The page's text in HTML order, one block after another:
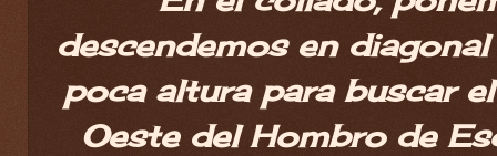
descendemos en
poca altura para buscar
Oeste del Hombro de